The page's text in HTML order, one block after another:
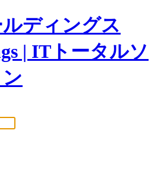
ディングス
| ITトータルソ